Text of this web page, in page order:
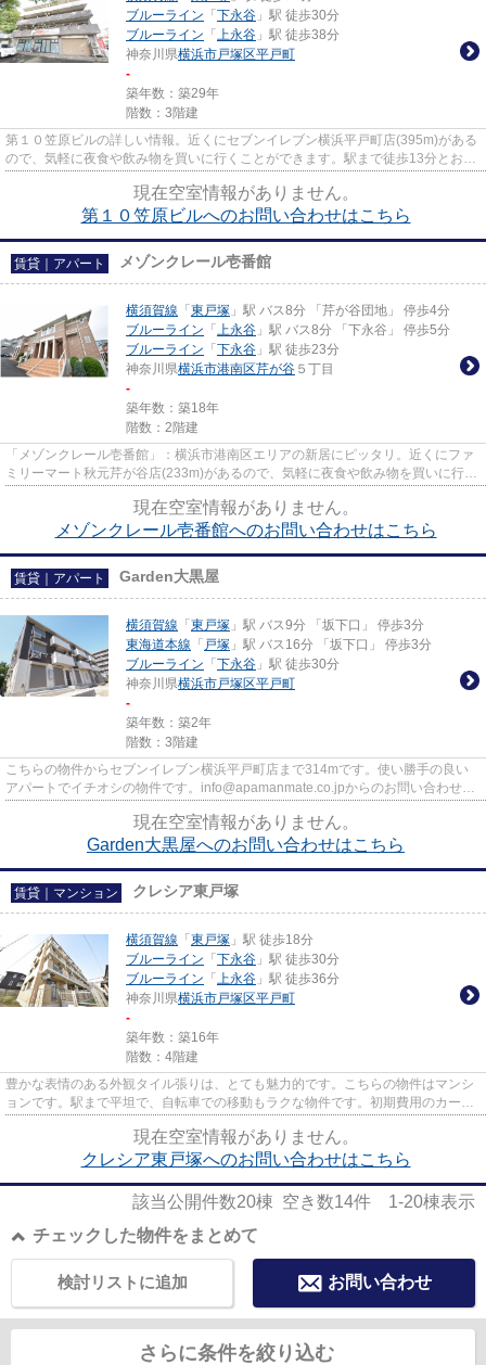
ブルーライン 「 下永谷 」駅 徒歩30分
ブルーライン 「 上永谷 」駅 徒歩38分
神奈川県横浜市戸塚区平戸町
-
築年数：築29年
階数：3階建
第１０笠原ビルの詳しい情報。近くにセブンイレブン横浜平戸町店(395m)がある
ので、気軽に夜食や飲み物を買いに行くことができます。駅まで徒歩13分とお出
現在空室情報がありません。
第１０笠原ビルへのお問い合わせはこちら
賃貸｜アパート メゾンクレール壱番館
横須賀線 「 東戸塚 」駅 バス8分 「芹が谷団地」 停歩4分
ブルーライン 「 上永谷 」駅 バス8分 「下永谷」 停歩5分
ブルーライン 「 下永谷 」駅 徒歩23分
神奈川県横浜市港南区芹が谷 ５丁目
-
築年数：築18年
階数：2階建
「メゾンクレール壱番館」：横浜市港南区エリアの新居にピッタリ。近くにファ
ミリーマート秋元芹が谷店(233m)があるので、気軽に夜食や飲み物を買いに行く
現在空室情報がありません。
メゾンクレール壱番館へのお問い合わせはこちら
賃貸｜アパート Garden大黒屋
横須賀線 「 東戸塚 」駅 バス9分 「坂下口」 停歩3分
東海道本線 「 戸塚 」駅 バス16分 「坂下口」 停歩3分
ブルーライン 「 下永谷 」駅 徒歩30分
神奈川県横浜市戸塚区平戸町
-
築年数：築2年
階数：3階建
こちらの物件からセブンイレブン横浜平戸町店まで314mです。使い勝手の良い
アパートでイチオシの物件です。info@apamanmate.co.jpからのお問い合わせも
現在空室情報がありません。
Garden大黒屋へのお問い合わせはこちら
賃貸｜マンション クレシア東戸塚
横須賀線 「 東戸塚 」駅 徒歩18分
ブルーライン 「 下永谷 」駅 徒歩30分
ブルーライン 「 上永谷 」駅 徒歩36分
神奈川県横浜市戸塚区平戸町
-
築年数：築16年
階数：4階建
豊かな表情のある外観タイル張りは、とても魅力的です。こちらの物件はマンシ
ョンです。駅まで平坦で、自転車での移動もラクな物件です。初期費用のカード
現在空室情報がありません。
クレシア東戸塚へのお問い合わせはこちら
該当公開件数20棟 空き数14件 1-20棟表示
チェックした物件をまとめて
お問い合わせ
検討リストに追加
さらに条件を絞り込む